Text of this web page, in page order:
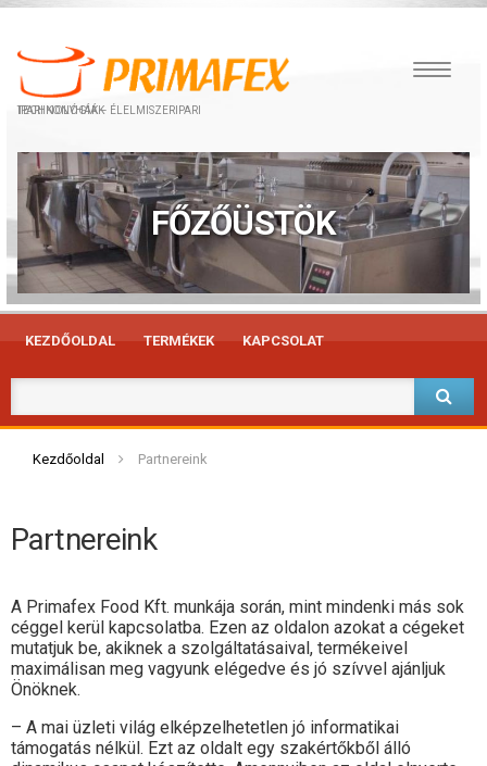
IPARI KONYHÁK – ÉLELMISZERIPARI TECHNOLÓGIÁK
FŐZŐÜSTÖK
KEZDŐOLDAL TERMÉKEK KAPCSOLAT
Kezdőoldal Partnereink
Partnereink
A Primafex Food Kft. munkája során, mint mindenki más sok
céggel kerül kapcsolatba. Ezen az oldalon azokat a cégeket
mutatjuk be, akiknek a szolgáltatásaival, termékeivel
maximálisan meg vagyunk elégedve és jó szívvel ajánljuk
Önöknek.
– A mai üzleti világ elképzelhetetlen jó informatikai
támogatás nélkül. Ezt az oldalt egy szakértőkből álló